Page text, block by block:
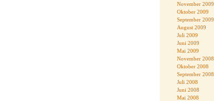
November 2009
Oktober 2009
September 2009
August 2009
Juli 2009
Juni 2009
Mai 2009
November 2008
Oktober 2008
September 2008
Juli 2008
Juni 2008
Mai 2008